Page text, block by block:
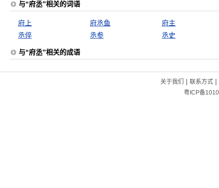
与“府丞”相关的词语
府上 府丞鱼
府主
丞倅
丞参 丞史
与“府丞”相关的成语
关于我们 | 联系方式|
粤ICP备